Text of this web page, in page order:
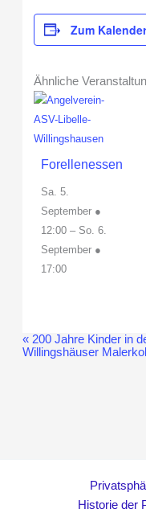
Zum
Ähnliche
Forellenessen
Sa. 5.
September ●
12:00– So. 6.
September ●
17:00
Veranstaltung-
Navigation
«200 Jahre Kinder in
Willingshäuser
Historie der